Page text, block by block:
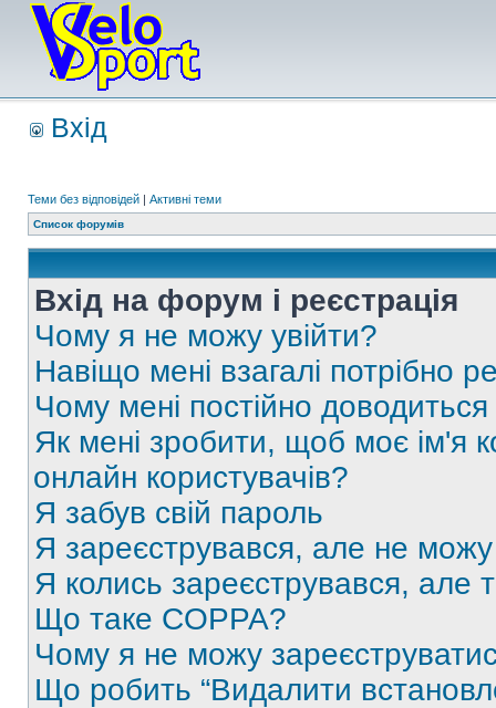
Вхід
Теми без відповідей | Активні теми
Список форумів
Вхід на форум і реєстрація
Чому я не можу увійти?
Навіщо мені взагалі потрібно
Чому мені постійно
Як мені зробити, щоб моє ім'я
онлайн користувачів?
Я забув свій пароль
Я зареєструвався, але не
Я колись зареєструвався,
Що таке COPPA?
Чому я не можу
Що робить “Видалити